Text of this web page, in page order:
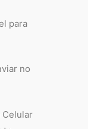
para
no
Celular